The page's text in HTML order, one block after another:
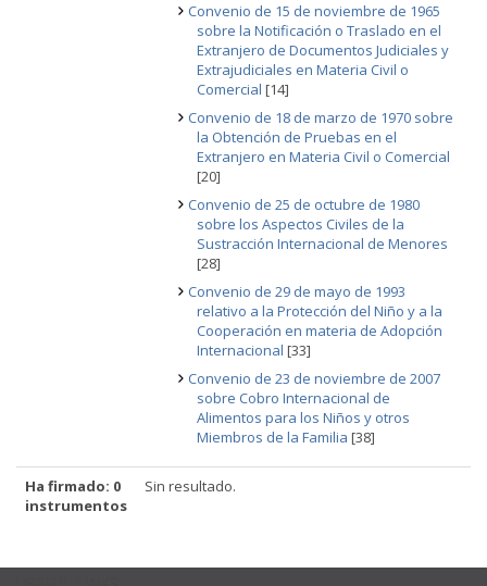
Convenio de 15 de noviembre de 1965
sobre la Notificación o Traslado en el
Extranjero de Documentos Judiciales y
Extrajudiciales en Materia Civil o
Comercial [14]
Convenio de 18 de marzo de 1970 sobre
la Obtención de Pruebas en el
Extranjero en Materia Civil o Comercial
[20]
Convenio de 25 de octubre de 1980
sobre los Aspectos Civiles de la
Sustracción Internacional de Menores
[28]
Convenio de 29 de mayo de 1993
relativo a la Protección del Niño y a la
Cooperación en materia de Adopción
Internacional [33]
Convenio de 23 de noviembre de 2007
sobre Cobro Internacional de
Alimentos para los Niños y otros
Miembros de la Familia [38]
Ha firmado: 0
instrumentos
Sin resultado.